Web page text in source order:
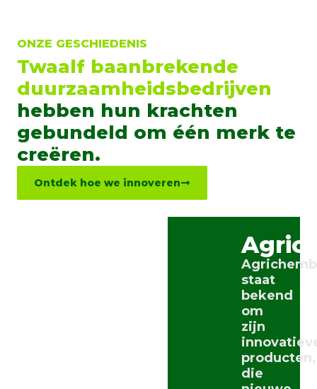
ONZE GESCHIEDENIS
Twaalf baanbrekende
duurzaamheidsbedrijven
hebben hun krachten
gebundeld om één merk te
creëren.
Ontdek hoe we innoveren
staat
bekend
om
zijn
producten,
die